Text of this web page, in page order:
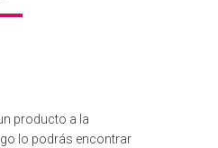
producto a la
lo podrás encontrar